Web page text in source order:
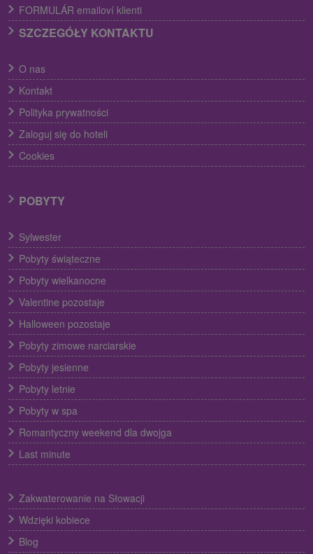
FORMULÁR emailoví klienti
SZCZEGÓŁY KONTAKTU
O nas
Kontakt
Polityka prywatności
Zaloguj się do hoteli
Cookies
POBYTY
Sylwester
Pobyty świąteczne
Pobyty wielkanocne
Valentine pozostaje
Halloween pozostaje
Pobyty zimowe narciarskie
Pobyty jesienne
Pobyty letnie
Pobyty w spa
Romantyczny weekend dla dwojga
Last minute
Zakwaterowanie na Słowacji
Wdzięki kobiece
Blog